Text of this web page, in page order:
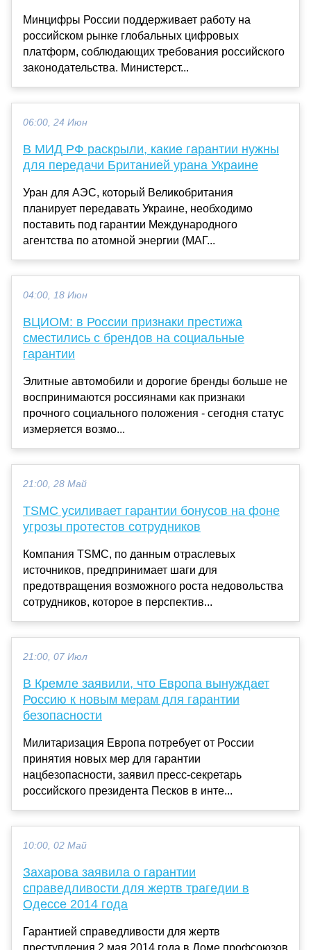
Минцифры России поддерживает работу на
российском рынке глобальных цифровых
платформ, соблюдающих требования российского
законодательства. Министерст...
06:00, 24 Июн
В МИД РФ раскрыли, какие гарантии нужны
для передачи Британией урана Украине
Уран для АЭС, который Великобритания
планирует передавать Украине, необходимо
поставить под гарантии Международного
агентства по атомной энергии (МАГ...
04:00, 18 Июн
ВЦИОМ: в России признаки престижа
сместились с брендов на социальные
гарантии
Элитные автомобили и дорогие бренды больше не
воспринимаются россиянами как признаки
прочного социального положения - сегодня статус
измеряется возмо...
21:00, 28 Май
TSMC усиливает гарантии бонусов на фоне
угрозы протестов сотрудников
Компания TSMC, по данным отраслевых
источников, предпринимает шаги для
предотвращения возможного роста недовольства
сотрудников, которое в перспектив...
21:00, 07 Июл
В Кремле заявили, что Европа вынуждает
Россию к новым мерам для гарантии
безопасности
Милитаризация Европа потребует от России
принятия новых мер для гарантии
нацбезопасности, заявил пресс-секретарь
российского президента Песков в инте...
10:00, 02 Май
Захарова заявила о гарантии
справедливости для жертв трагедии в
Одессе 2014 года
Гарантией справедливости для жертв
преступления 2 мая 2014 года в Доме профсоюзов